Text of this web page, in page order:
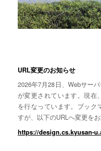
URL変更のお知らせ
2026年7月28日、Webサー
が変更されています。現在
を行なっています。ブック
すが、以下のURLへ変更をお
https://design.cs.kyusan-